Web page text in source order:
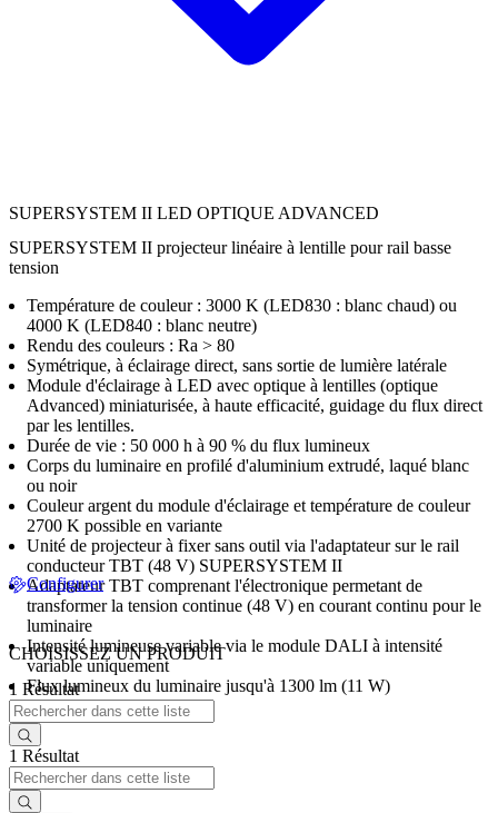
SUPERSYSTEM II LED OPTIQUE ADVANCED
SUPERSYSTEM II projecteur linéaire à lentille pour rail basse
tension
Température de couleur : 3000 K (LED830 : blanc chaud) ou
4000 K (LED840 : blanc neutre)
Rendu des couleurs : Ra > 80
Symétrique, à éclairage direct, sans sortie de lumière latérale
Module d'éclairage à LED avec optique à lentilles (optique
Advanced) miniaturisée, à haute efficacité, guidage du flux direct
par les lentilles.
Durée de vie : 50 000 h à 90 % du flux lumineux
Corps du luminaire en profilé d'aluminium extrudé, laqué blanc
ou noir
Couleur argent du module d'éclairage et température de couleur
2700 K possible en variante
Unité de projecteur à fixer sans outil via l'adaptateur sur le rail
conducteur TBT (48 V) SUPERSYSTEM II
Adaptateur TBT comprenant l'électronique permetant de
transformer la tension continue (48 V) en courant continu pour le
luminaire
Intensité lumineuse variable via le module DALI à intensité
variable uniquement
Flux lumineux du luminaire jusqu'à 1300 lm (11 W)
Configurer
CHOISISSEZ UN PRODUIT
1 Résultat
1 Résultat